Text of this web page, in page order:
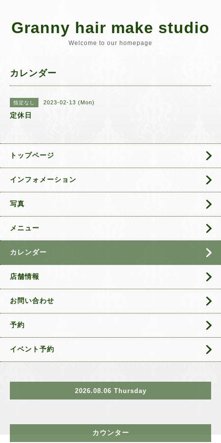
Granny hair make studio
Welcome to our homepage
カレンダー
指定なし 2023-02-13 (Mon)
定休日
トップページ
インフォメーション
写真
メニュー
カレンダー
店舗情報
お問い合わせ
予約
イベント予約
2026.08.06 Thursday
カウンター